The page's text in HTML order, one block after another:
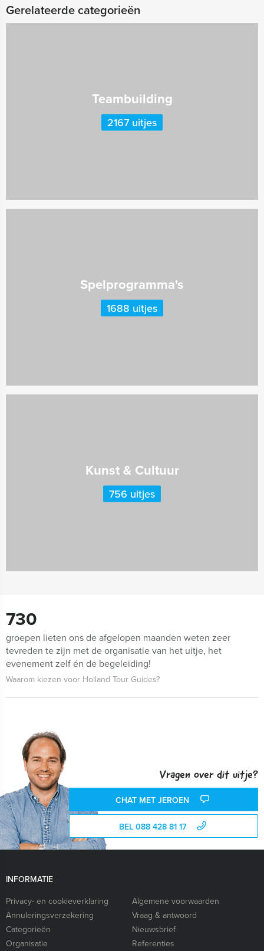
Gerelateerde categorieën
Teambuilding
2167 uitjes
Spelprogramma's
1688 uitjes
Kunst & Cultuur
756 uitjes
730
groepen lieten ons de afgelopen maanden weten zeer
tevreden te zijn met de organisatie van het uitje, het
evenement zelf én de begeleiding!
Waarom kiezen voor Holland Tour Guides?
Vragen over dit uitje?
CHAT MET JEROEN
BEL 088 428 81 17
INFORMATIE
Privacy- en cookieverklaring
Algemene voorwaarden
Annuleringsverzekering
Vraag & antwoord
Categorieën
Nieuwsbrief
Organisatie
Referenties